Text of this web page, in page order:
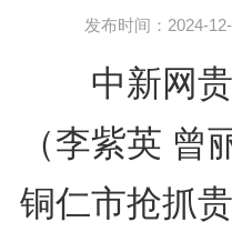
发布时间：2024-
中新网贵
（李紫英 曾
铜仁市抢抓